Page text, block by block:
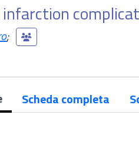
;
Scheda completa